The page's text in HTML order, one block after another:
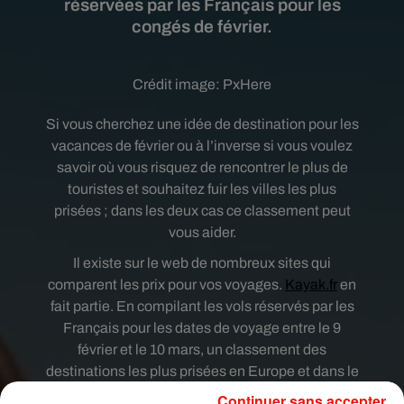
réservées par les Français pour les
congés de février.
Crédit image: PxHere
Si vous cherchez une idée de destination pour les
vacances de février ou à l’inverse si vous voulez
savoir où vous risquez de rencontrer le plus de
touristes et souhaitez fuir les villes les plus
prisées ; dans les deux cas ce classement peut
vous aider.
Il existe sur le web de nombreux sites qui
comparent les prix pour vos voyages. Kayak.fren
fait partie. En compilant les vols réservés par les
Français pour les dates de voyage entre le 9
février et le 10 mars, un classement des
destinations les plus prisées en Europe et dans le
monde a ainsi pu être établi.